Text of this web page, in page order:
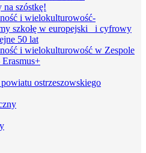
szóstkę!
i wielokulturowość-
szkołę w europejski i cyfrowy
50 lat
i wielokulturowość w Zespole
Erasmus+
ostrzeszowskiego